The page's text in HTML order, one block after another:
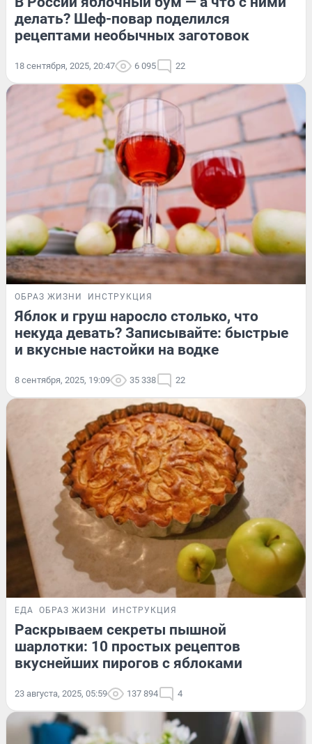
делать? Шеф-повар поделился
рецептами необычных заготовок
18 сентября, 2025, 20:47 6 095 22
ОБРАЗ ЖИЗНИ ИНСТРУКЦИЯ
Яблок и груш наросло столько, что
некуда девать? Записывайте: быстрые
и вкусные настойки на водке
8 сентября, 2025, 19:09 35 338 22
ЕДА ОБРАЗ ЖИЗНИ ИНСТРУКЦИЯ
Раскрываем секреты пышной
шарлотки: 10 простых рецептов
вкуснейших пирогов с яблоками
23 августа, 2025, 05:59 137 894 4